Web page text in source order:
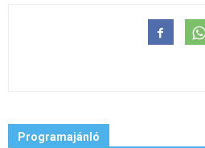
Programajánló